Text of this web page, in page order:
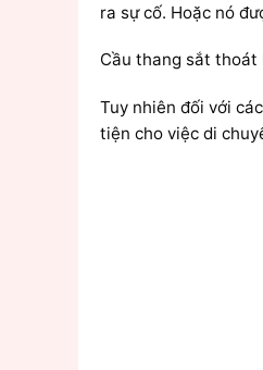
ra sự cố. Hoặc nó
Cầu thang sắt thoát
Tuy nhiên đối với
tiện cho việc di